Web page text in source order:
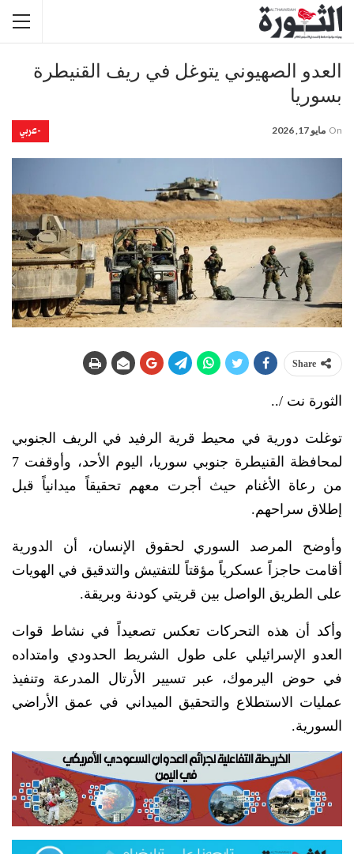
العدو الصهيوني يتوغل في ريف القنيطرة
بسوريا
-عربي On مايو 17, 2026
Share
الثورة نت /..
توغلت دورية في محيط قرية الرفيد في الريف الجنوبي
لمحافظة القنيطرة جنوبي سوريا، اليوم الأحد، وأوقفت 7
من رعاة الأغنام حيث أجرت معهم تحقيقاً ميدانياً قبل
إطلاق سراحهم.
وأوضح المرصد السوري لحقوق الإنسان، أن الدورية
أقامت حاجزاً عسكرياً مؤقتاً للتفتيش والتدقيق في الهويات
على الطريق الواصل بين قريتي كودنة وبريقة.
وأكد أن هذه التحركات تعكس تصعيداً في نشاط قوات
العدو الإسرائيلي على طول الشريط الحدودي وامتداده
في حوض اليرموك، عبر تسيير الأرتال المدرعة وتنفيذ
عمليات الاستطلاع والتحقيق الميداني في عمق الأراضي
السورية.